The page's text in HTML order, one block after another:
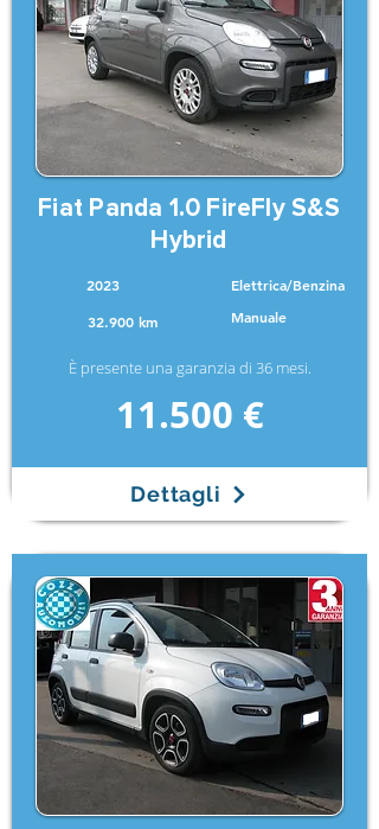
Fiat Panda 1.0 FireFly S&S
Hybrid
2023
32.900 km
Elettrica/Benzina
Manuale
È presente una garanzia di 36 mesi.
11.500 €
Dettagli